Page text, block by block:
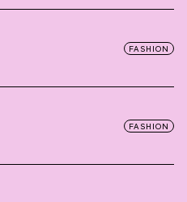
FASHION
FASHION